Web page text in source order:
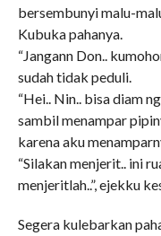
bersembunyi malu-
Kubuka pahanya.
“Jangann Don..
sudah tidak peduli.
“Hei.. Nin.. bisa diam
sambil menampar
karena aku
“Silakan menjerit.. ini
menjeritlah..”, ejekku
Segera kulebarkan